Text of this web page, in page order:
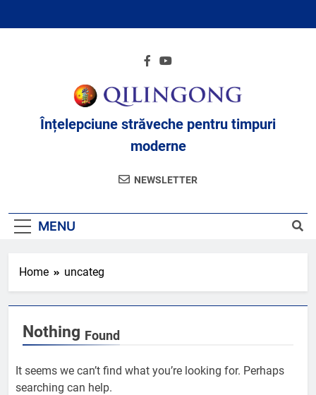
Înțelepciune străveche pentru timpuri
moderne
NEWSLETTER
MENU
Home uncateg
Nothing Found
It seems we can’t find what you’re looking for. Perhaps
searching can help.